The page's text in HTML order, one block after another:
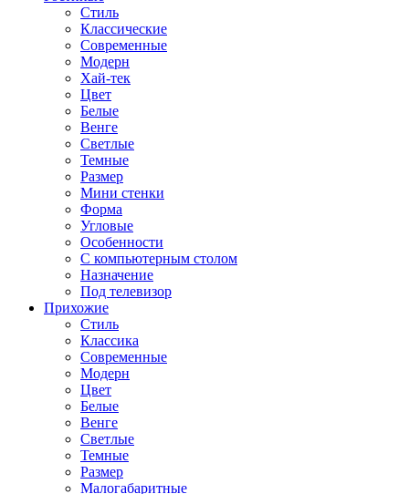
Стиль
Классические
Современные
Модерн
Хай-тек
Цвет
Белые
Венге
Светлые
Темные
Размер
Мини стенки
Форма
Угловые
Особенности
С компьютерным столом
Назначение
Под телевизор
Прихожие
Стиль
Классика
Современные
Модерн
Цвет
Белые
Венге
Светлые
Темные
Размер
Малогабаритные